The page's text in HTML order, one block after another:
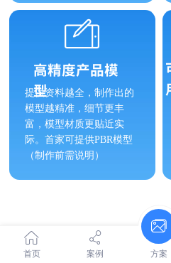
高精度产品模
型
提供资料越全，制作出的
模型越精准，细节更丰
富，模型材质更贴近实
际。首家可提供PBR模型
（制作前需说明）
模型质量好不好，
首页 案例 方案